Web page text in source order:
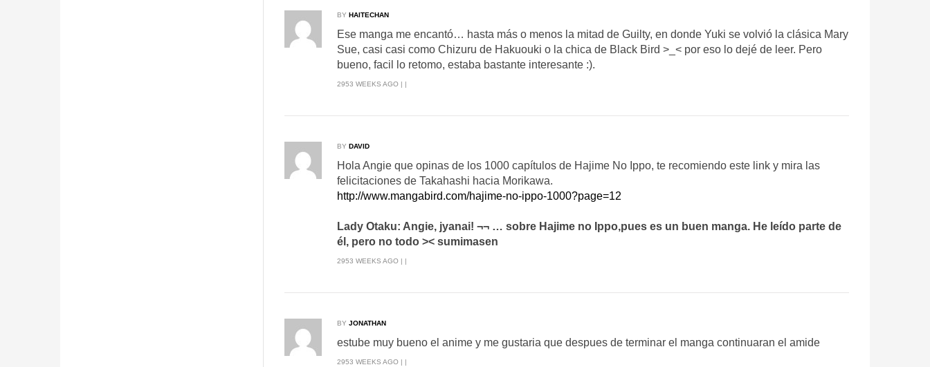
BY HAITECHAN
Ese manga me encantó… hasta más o menos la mitad de Guilty, en donde Yuki se volvió la clásica Mary
Sue, casi casi como Chizuru de Hakuouki o la chica de Black Bird >_< por eso lo dejé de leer. Pero
bueno, facil lo retomo, estaba bastante interesante :).
2953 WEEKS AGO | |
BY DAVID
Hola Angie que opinas de los 1000 capítulos de Hajime No Ippo, te recomiendo este link y mira las
felicitaciones de Takahashi hacia Morikawa.
http://www.mangabird.com/hajime-no-ippo-1000?page=12
Lady Otaku: Angie, jyanai! ¬¬ … sobre Hajime no Ippo,pues es un buen manga. He leído parte de
él, pero no todo >< sumimasen
2953 WEEKS AGO | |
BY JONATHAN
estube muy bueno el anime y me gustaria que despues de terminar el manga continuaran el amide
2953 WEEKS AGO | |